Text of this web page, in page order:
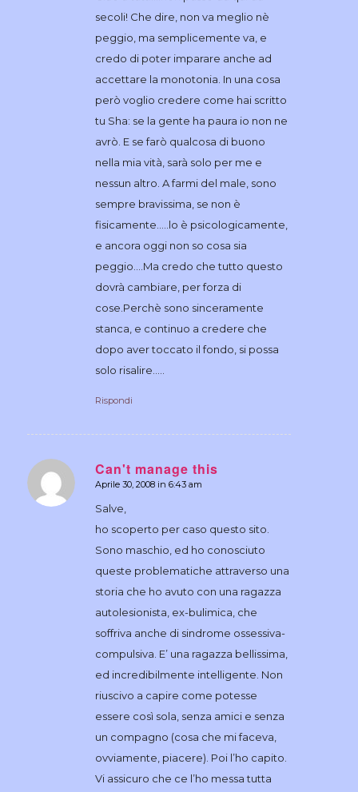
secoli! Che dire, non va meglio nè
peggio, ma semplicemente va, e
credo di poter imparare anche ad
accettare la monotonia. In una cosa
però voglio credere come hai scritto
tu Sha: se la gente ha paura io non ne
avrò. E se farò qualcosa di buono
nella mia vità, sarà solo per me e
nessun altro. A farmi del male, sono
sempre bravissima, se non è
fisicamente…..lo è psicologicamente,
e ancora oggi non so cosa sia
peggio….Ma credo che tutto questo
dovrà cambiare, per forza di
cose.Perchè sono sinceramente
stanca, e continuo a credere che
dopo aver toccato il fondo, si possa
solo risalire…..
Rispondi
Can't manage this
dice:
Aprile 30, 2008 in 6:43 am
Salve,
ho scoperto per caso questo sito.
Sono maschio, ed ho conosciuto
queste problematiche attraverso una
storia che ho avuto con una ragazza
autolesionista, ex-bulimica, che
soffriva anche di sindrome ossessiva-
compulsiva. E’ una ragazza bellissima,
ed incredibilmente intelligente. Non
riuscivo a capire come potesse
essere così sola, senza amici e senza
un compagno (cosa che mi faceva,
ovviamente, piacere). Poi l’ho capito.
Vi assicuro che ce l’ho messa tutta